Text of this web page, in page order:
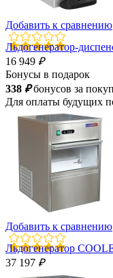
Добавить к сравнению
Льдогенератор-
16 949 ₽
Бонусы в подарок
338 ₽бонусов за
Для оплаты будущих
Добавить к сравнению
Льдогенератор
37 197 ₽